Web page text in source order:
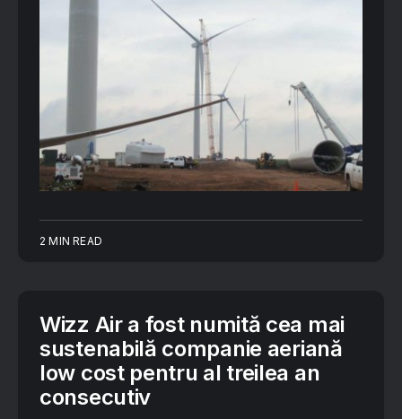
2 MIN READ
Wizz Air a fost numită cea mai
sustenabilă companie aeriană
low cost pentru al treilea an
consecutiv